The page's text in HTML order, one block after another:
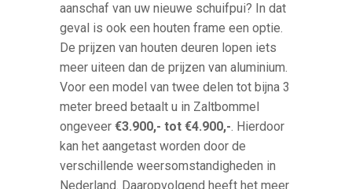
aanschaf van uw nieuwe schuifpui? In dat
geval is ook een houten frame een optie.
De prijzen van houten deuren lopen iets
meer uiteen dan de prijzen van aluminium.
Voor een model van twee delen tot bijna 3
meter breed betaalt u in Zaltbommel
ongeveer€3.900,- tot €4.900,-. Hierdoor
kan het aangetast worden door de
verschillende weersomstandigheden in
Nederland. Daaropvolgend heeft het meer